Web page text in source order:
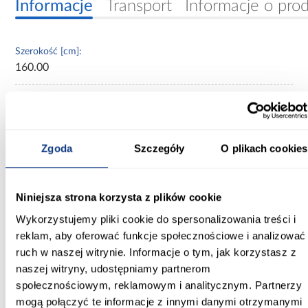
Zgoda Szczegóły O plikach cookies
Niniejsza strona korzysta z plików cookie
Wykorzystujemy pliki cookie do spersonalizowania treści i
reklam, aby oferować funkcje społecznościowe i analizować
ruch w naszej witrynie. Informacje o tym, jak korzystasz z
naszej witryny, udostępniamy partnerom
społecznościowym, reklamowym i analitycznym. Partnerzy
mogą połączyć te informacje z innymi danymi otrzymanymi
Informacje Transport Informacje o
Szerokość [cm]:
160.00
245.50
beżowy
Kolor korpusu:
beżowy
Wybarwienie:
beżowe